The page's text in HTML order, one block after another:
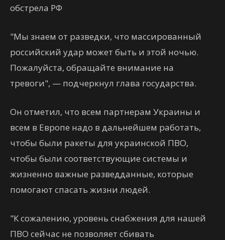
обстрела РФ
"Мы знаем от разведки, что массированный
российский удар может быть и этой ночью.
Пожалуйста, обращайте внимание на
тревоги", — подчеркнул глава государства.
Он отметил, что всем партнерам Украины и
всем в Европе надо в дальнейшем работать,
чтобы были ракеты для украинской ПВО,
чтобы были соответствующие системы и
жизненно важные разведданные, которые
помогают спасать жизни людей.
"К сожалению, уровень снабжения для нашей
ПВО сейчас не позволяет сбивать